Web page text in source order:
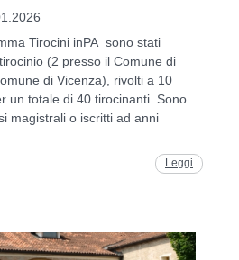
Tirocini inPA sono stati
(2 presso il Comune di
di Vicenza), rivolti a 10
un totale di 40 tirocinanti. Sono
magistrali o iscritti ad anni
Leggi